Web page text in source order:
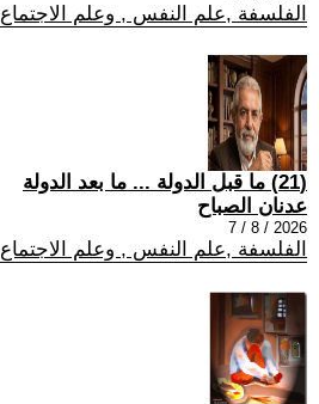
الفلسفة ,علم النفس , وعلم الاجتماع
(21) ما قبل الدولة ... ما بعد الدولة
عدنان الصباح
2026 / 8 / 7
الفلسفة ,علم النفس , وعلم الاجتماع